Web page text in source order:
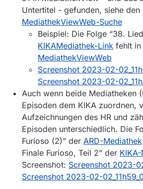
Untertitel - gefunden, siehe den
MediathekViewWeb-Suche
Beispiel: Die Folge “38.
KIKAMediathek-Link fehlt in
MediathekViewWeb
Screenshot 2023-02-
Screenshot 2023-02-
Auch wenn beide Mediatheken
Episoden dem KIKA zuordnen,
Aufzeichnungen des HR und
Episoden unterschiedlich. Die
Furioso (2)” der ARD-Mediathek
Finale Furioso, Teil 2” der
Screenshot: Screenshot 2023-
Screenshot 2023-02-